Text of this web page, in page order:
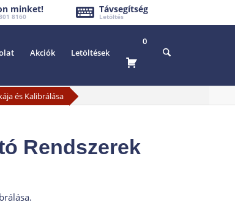
minket!
8160
Távsegítség
Letöltés
Akciók Letöltések
0
és Kalibrálása
Rendszerek